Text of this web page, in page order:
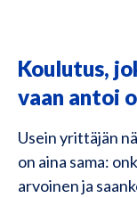
Koulutus,
vaan antoi
Usein yrittäjän
on aina sama:
arvoinen ja